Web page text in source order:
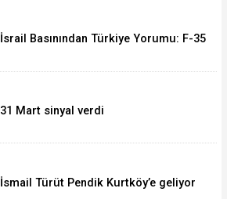
İsrail Basınından Türkiye Yorumu: F-35
31 Mart sinyal verdi
İsmail Türüt Pendik Kurtköy’e geliyor